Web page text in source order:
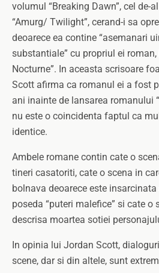
volumul “Breaking Dawn”, cel de-
“Amurg/ Twilight”, cerand-i sa
deoarece ea contine “asemanari
substantiale” cu propriul ei
Nocturne”. In aceasta scrisoare
Scott afirma ca romanul ei a fost
ani inainte de lansarea romanului
nu este o coincidenta faptul ca
identice.
Ambele romane contin cate o
tineri casatoriti, cate o scena in
bolnava deoarece este
poseda “puteri malefice” si cate o
descrisa moartea sotiei
In opinia lui Jordan Scott,
scene, dar si din altele, sunt